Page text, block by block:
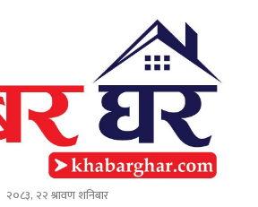
२०८३, २२ श्रावण शनिबार